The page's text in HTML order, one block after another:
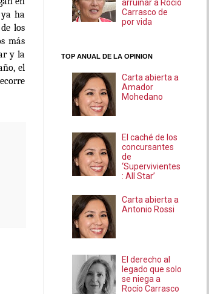
ha
los
más
y la
el
arruinar a Rocío
Carrasco de
por vida
TOP ANUAL DE LA OPINION
Carta abierta a
Amador
Mohedano
El caché de los
concursantes
de
‘Supervivientes
: All Star’
Carta abierta a
Antonio Rossi
El derecho al
legado que solo
se niega a
Rocío Carrasco